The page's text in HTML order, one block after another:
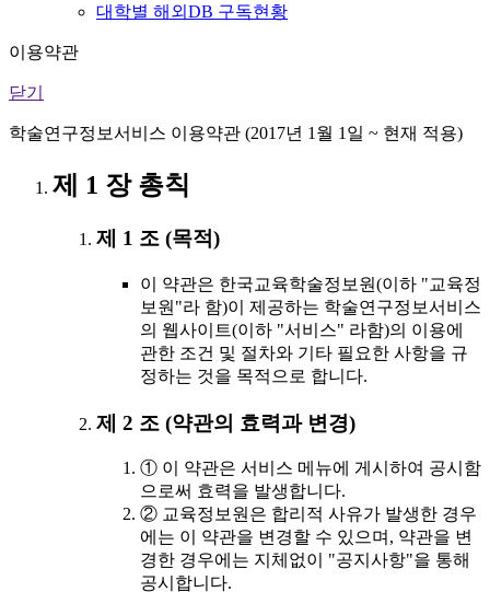
대학별 해외DB 구독현황
이용약관
닫기
학술연구정보서비스 이용약관 (2017년 1월 1일 ~ 현재 적용)
제 1 장 총칙
제 1 조 (목적)
이 약관은 한국교육학술정보원(이하 "교육정
보원"라 함)이 제공하는 학술연구정보서비스
의 웹사이트(이하 "서비스" 라함)의 이용에
관한 조건 및 절차와 기타 필요한 사항을 규
정하는 것을 목적으로 합니다.
제 2 조 (약관의 효력과 변경)
① 이 약관은 서비스 메뉴에 게시하여 공시함
으로써 효력을 발생합니다.
② 교육정보원은 합리적 사유가 발생한 경우
에는 이 약관을 변경할 수 있으며, 약관을 변
경한 경우에는 지체없이 "공지사항"을 통해
공시합니다.